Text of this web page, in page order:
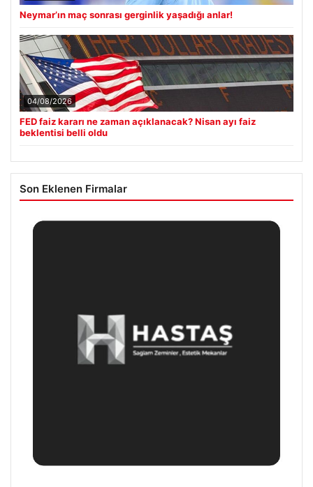
Neymar’ın maç sonrası gerginlik yaşadığı anlar!
04/08/2026
FED faiz kararı ne zaman açıklanacak? Nisan ayı faiz
beklentisi belli oldu
Son Eklenen Firmalar